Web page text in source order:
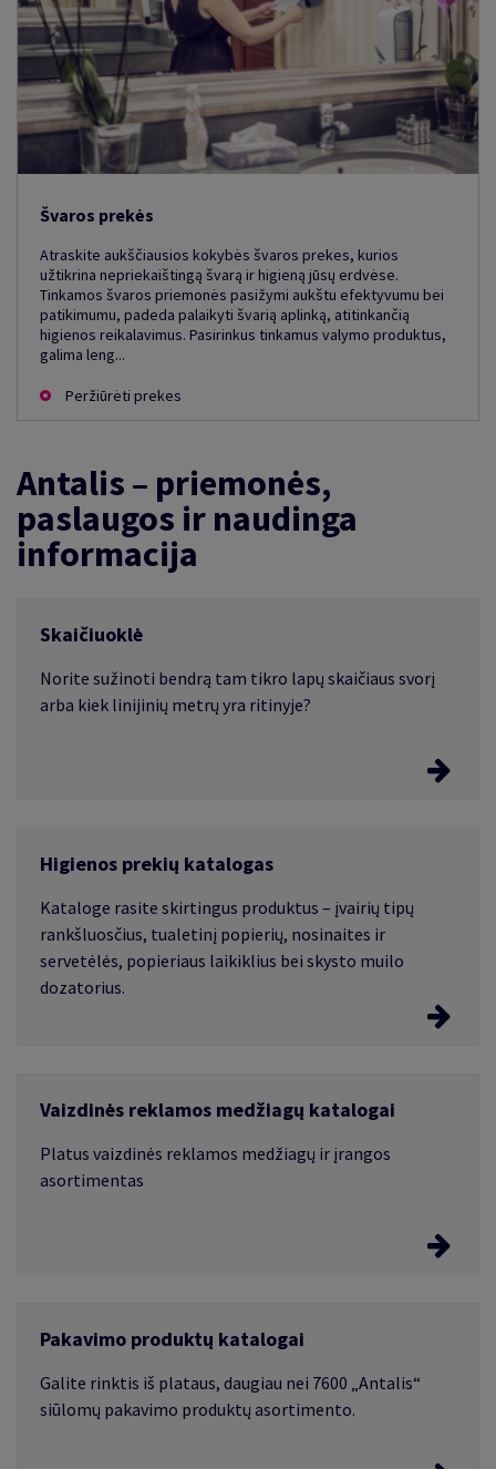
Švaros prekės
Atraskite aukščiausios kokybės švaros prekes, kurios
užtikrina nepriekaištingą švarą ir higieną jūsų erdvėse.
Tinkamos švaros priemonės pasižymi aukštu efektyvumu bei
patikimumu, padeda palaikyti švarią aplinką, atitinkančią
higienos reikalavimus. Pasirinkus tinkamus valymo produktus,
galima leng...
Peržiūrėti prekes
Antalis – priemonės,
paslaugos ir naudinga
informacija
Skaičiuoklė
Norite sužinoti bendrą tam tikro lapų skaičiaus svorį
arba kiek linijinių metrų yra ritinyje?
Norite sužinoti bendrą tam tikro lapų skaičiaus svorį
arba kiek linijinių metrų yra ritinyje?
Higienos prekių katalogas
Kataloge rasite skirtingus produktus – įvairių tipų
rankšluosčius, tualetinį popierių, nosinaites ir
servetėlės, popieriaus laikiklius bei skysto muilo
dozatorius.
Atsakingai kuriama vertės grandinė nuo medžio
nukirtimo miške iki galutinio produkto sukūrimo,
užtikrina, kad KATRIN produktai ir paslaugos būtų
Vaizdinės reklamos medžiagų katalogai
Platus vaizdinės reklamos medžiagų ir įrangos
asortimentas
Išsirinkite tinkamiausias vaizdinės reklamos
medžiagas
Pakavimo produktų katalogai
Galite rinktis iš plataus, daugiau nei 7600 „Antalis“
siūlomų pakavimo produktų asortimento.